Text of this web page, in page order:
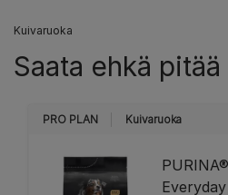
Kuivaruoka
Saata ehkä
PRO PLAN Kuivaruoka